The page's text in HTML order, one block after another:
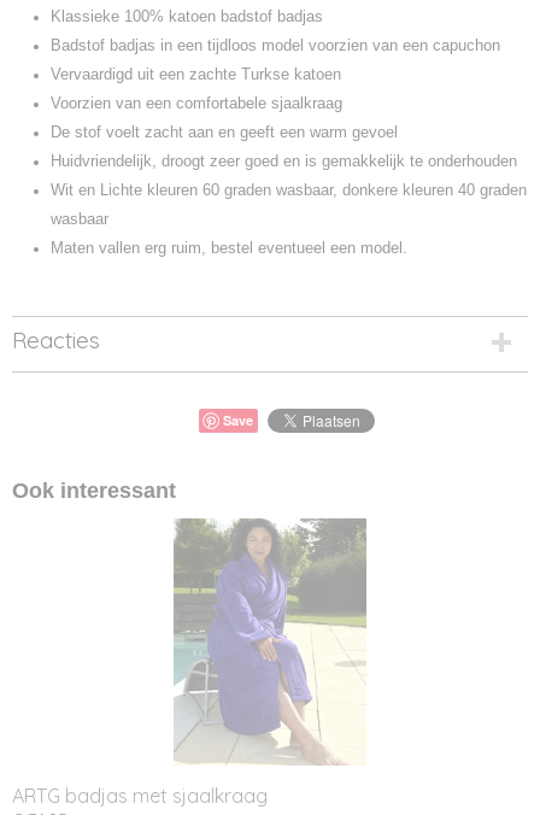
Klassieke 100% katoen badstof badjas
Badstof badjas in een tijdloos model voorzien van een capuchon
Vervaardigd uit een zachte Turkse katoen
Voorzien van een comfortabele sjaalkraag
De stof voelt zacht aan en geeft een warm gevoel
Huidvriendelijk, droogt zeer goed en is gemakkelijk te onderhouden
Wit en Lichte kleuren 60 graden wasbaar, donkere kleuren 40 graden
wasbaar
Maten vallen erg ruim, bestel eventueel een model.
Reacties
Save
Ook interessant
ARTG badjas met sjaalkraag